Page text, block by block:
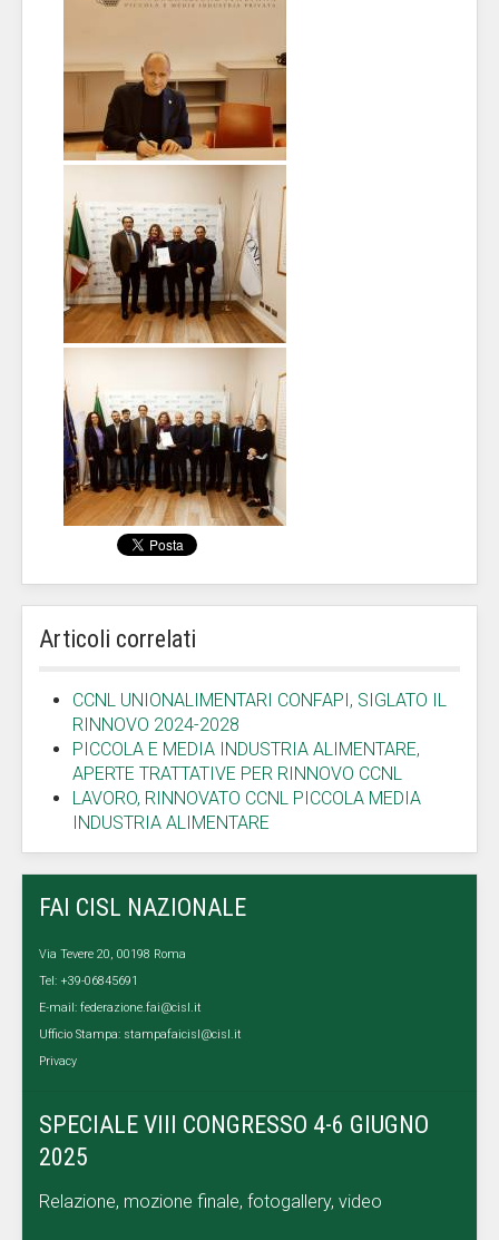
Articoli correlati
CCNL UNIONALIMENTARI CONFAPI, SIGLATO IL
RINNOVO 2024-2028
PICCOLA E MEDIA INDUSTRIA ALIMENTARE,
APERTE TRATTATIVE PER RINNOVO CCNL
LAVORO, RINNOVATO CCNL PICCOLA MEDIA
INDUSTRIA ALIMENTARE
FAI CISL NAZIONALE
Via Tevere 20, 00198 Roma
Tel: +39-06845691
E-mail: federazione.fai@cisl.it
Ufficio Stampa: stampafaicisl@cisl.it
Privacy
SPECIALE VIII CONGRESSO 4-6 GIUGNO
2025
Relazione, mozione finale, fotogallery, video